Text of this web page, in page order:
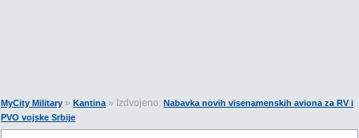
MyCity Military » Kantina» Izdvojeno: Nabavka novih visenamenskih aviona za RV i
PVO vojske Srbije